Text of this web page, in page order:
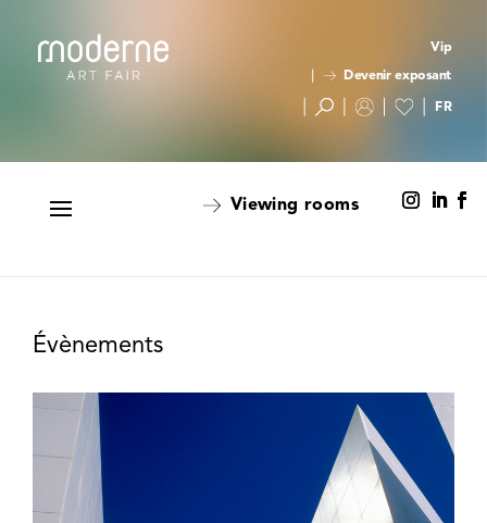
Vip
Devenir exposant
Viewing rooms
Évènements